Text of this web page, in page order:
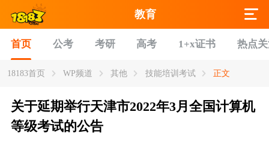
教育
首页 公考 考研 高考 1+x证书 热点
18183首页 WP频道 其他 技能培训考试 正文
关于延期举行天津市2022年3月全国计算机
等级考试的公告